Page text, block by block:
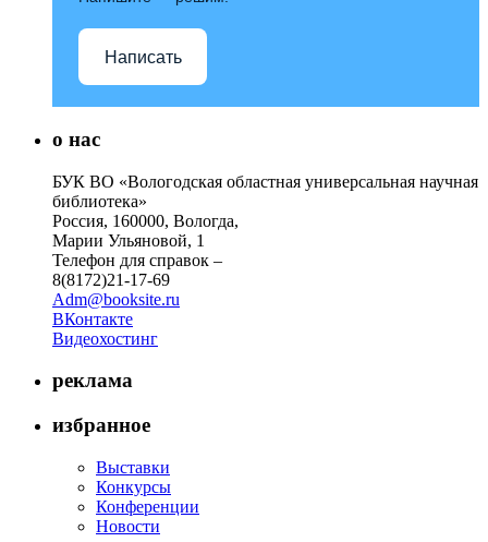
Написать
о нас
БУК ВО «Вологодская областная универсальная научная
библиотека»
Россия, 160000, Вологда,
Марии Ульяновой, 1
Телефон для справок –
8(8172)21-17-69
Adm@booksite.ru
ВКонтакте
Видеохостинг
реклама
избранное
Выставки
Конкурсы
Конференции
Новости